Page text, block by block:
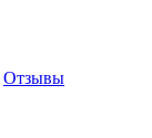
Отзывы